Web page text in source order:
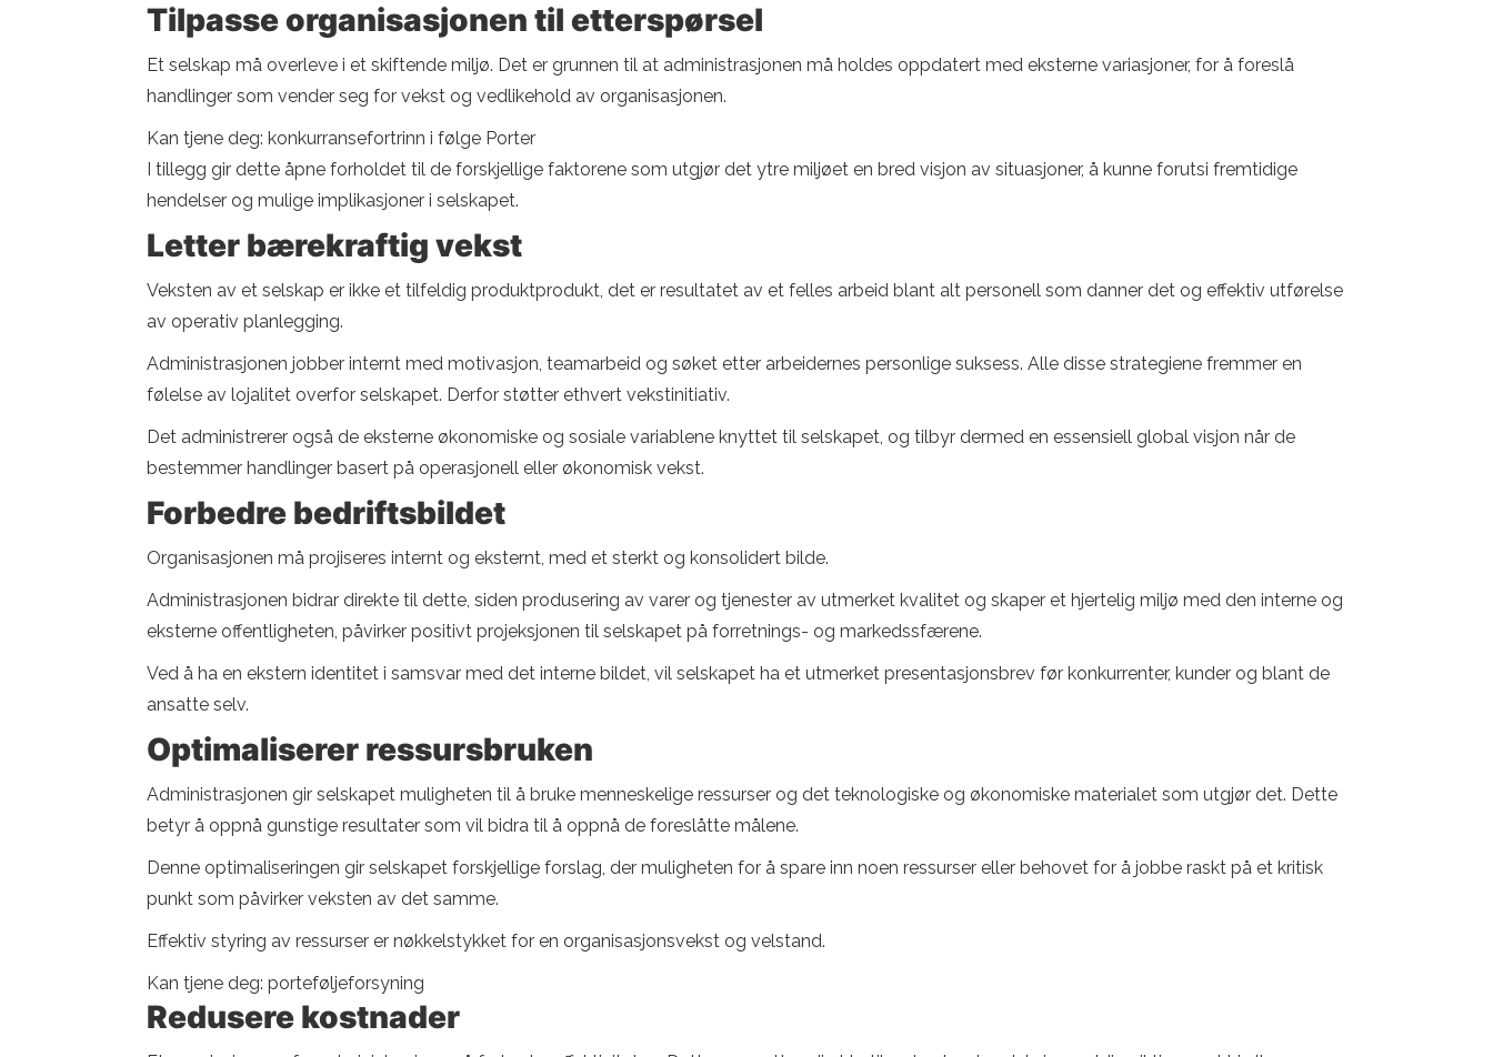
Tilpasse organisasjonen til etterspørsel
Et selskap må overleve i et skiftende miljø. Det er grunnen til at administrasjonen må holdes oppdatert med eksterne variasjoner, for å foreslå
handlinger som vender seg for vekst og vedlikehold av organisasjonen.
Kan tjene deg: konkurransefortrinn i følge Porter
I tillegg gir dette åpne forholdet til de forskjellige faktorene som utgjør det ytre miljøet en bred visjon av situasjoner, å kunne forutsi fremtidige
hendelser og mulige implikasjoner i selskapet.
Letter bærekraftig vekst
Veksten av et selskap er ikke et tilfeldig produktprodukt, det er resultatet av et felles arbeid blant alt personell som danner det og effektiv utførelse
av operativ planlegging.
Administrasjonen jobber internt med motivasjon, teamarbeid og søket etter arbeidernes personlige suksess. Alle disse strategiene fremmer en
følelse av lojalitet overfor selskapet. Derfor støtter ethvert vekstinitiativ.
Det administrerer også de eksterne økonomiske og sosiale variablene knyttet til selskapet, og tilbyr dermed en essensiell global visjon når de
bestemmer handlinger basert på operasjonell eller økonomisk vekst.
Forbedre bedriftsbildet
Organisasjonen må projiseres internt og eksternt, med et sterkt og konsolidert bilde.
Administrasjonen bidrar direkte til dette, siden produsering av varer og tjenester av utmerket kvalitet og skaper et hjertelig miljø med den interne og
eksterne offentligheten, påvirker positivt projeksjonen til selskapet på forretnings- og markedssfærene.
Ved å ha en ekstern identitet i samsvar med det interne bildet, vil selskapet ha et utmerket presentasjonsbrev før konkurrenter, kunder og blant de
ansatte selv.
Optimaliserer ressursbruken
Administrasjonen gir selskapet muligheten til å bruke menneskelige ressurser og det teknologiske og økonomiske materialet som utgjør det. Dette
betyr å oppnå gunstige resultater som vil bidra til å oppnå de foreslåtte målene.
Denne optimaliseringen gir selskapet forskjellige forslag, der muligheten for å spare inn noen ressurser eller behovet for å jobbe raskt på et kritisk
punkt som påvirker veksten av det samme.
Effektiv styring av ressurser er nøkkelstykket for en organisasjonsvekst og velstand.
Kan tjene deg: porteføljeforsyning
Redusere kostnader